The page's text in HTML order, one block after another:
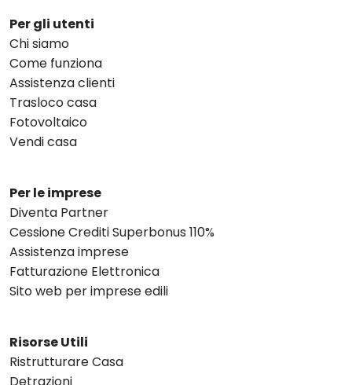
Per gli utenti
Chi siamo
Come funziona
Assistenza clienti
Trasloco casa
Fotovoltaico
Vendi casa
Per le imprese
Diventa Partner
Cessione Crediti Superbonus 110%
Assistenza imprese
Fatturazione Elettronica
Sito web per imprese edili
Risorse Utili
Ristrutturare Casa